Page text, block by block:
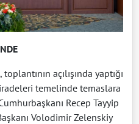
açılışında yaptığı
temelinde temaslara
Recep Tayyip
Volodimir Zelenskiy